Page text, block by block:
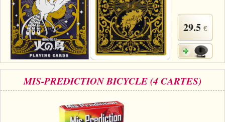
29.5 €
MIS-PREDICTION BICYCLE (4 CARTES)